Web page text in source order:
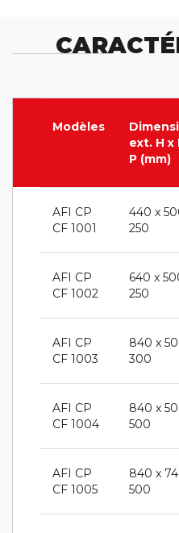
Modèles
ext. H x
P (mm)
AFI CP
CF 1001
440 x
250
AFI CP
CF 1002
640 x
250
AFI CP
CF 1003
840 x
300
AFI CP
CF 1004
840 x
500
AFI CP
CF 1005
840 x
500